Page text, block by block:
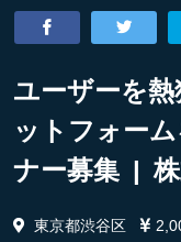
ユーザーを
ットフォー
ナー募集 | 株
東京都渋谷区